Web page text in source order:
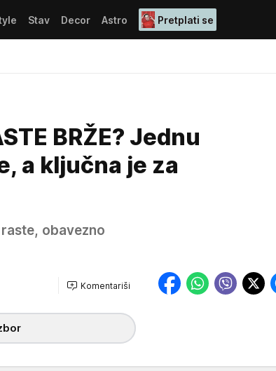
Stav Decor Astro Pretplati se
BRŽE? Jednu
a ključna je za
obavezno
Komentariši